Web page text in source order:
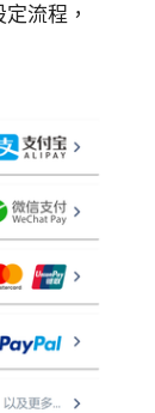
流程，